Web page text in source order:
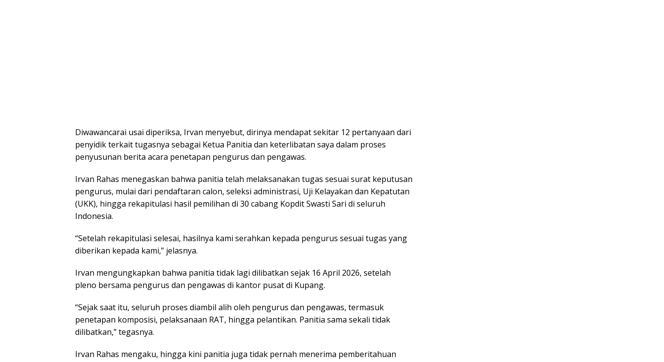
Diwawancarai usai diperiksa, Irvan menyebut, dirinya mendapat sekitar 12 pertanyaan dari
penyidik terkait tugasnya sebagai Ketua Panitia dan keterlibatan saya dalam proses
penyusunan berita acara penetapan pengurus dan pengawas.
Irvan Rahas menegaskan bahwa panitia telah melaksanakan tugas sesuai surat keputusan
pengurus, mulai dari pendaftaran calon, seleksi administrasi, Uji Kelayakan dan Kepatutan
(UKK), hingga rekapitulasi hasil pemilihan di 30 cabang Kopdit Swasti Sari di seluruh
Indonesia.
“Setelah rekapitulasi selesai, hasilnya kami serahkan kepada pengurus sesuai tugas yang
diberikan kepada kami,” jelasnya.
Irvan mengungkapkan bahwa panitia tidak lagi dilibatkan sejak 16 April 2026, setelah
pleno bersama pengurus dan pengawas di kantor pusat di Kupang.
“Sejak saat itu, seluruh proses diambil alih oleh pengurus dan pengawas, termasuk
penetapan komposisi, pelaksanaan RAT, hingga pelantikan. Panitia sama sekali tidak
dilibatkan,” tegasnya.
Irvan Rahas mengaku, hingga kini panitia juga tidak pernah menerima pemberitahuan